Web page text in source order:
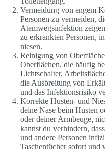
Vermeidung von engem
Personen zu vermeiden,
Atemwegsinfektion
zu erkrankten Personen,
niesen.
Reinigung von
Oberflächen, die häufig
Lichtschalter,
die Ausbreitung von
und das Infektionsrisiko
Korrekte Husten- und
deine Nase beim Husten
oder deiner Armbeuge,
kannst du verhindern,
und andere Personen
Taschentücher sofort und